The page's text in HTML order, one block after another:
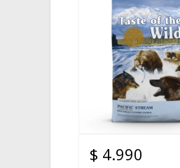
$ 4.990